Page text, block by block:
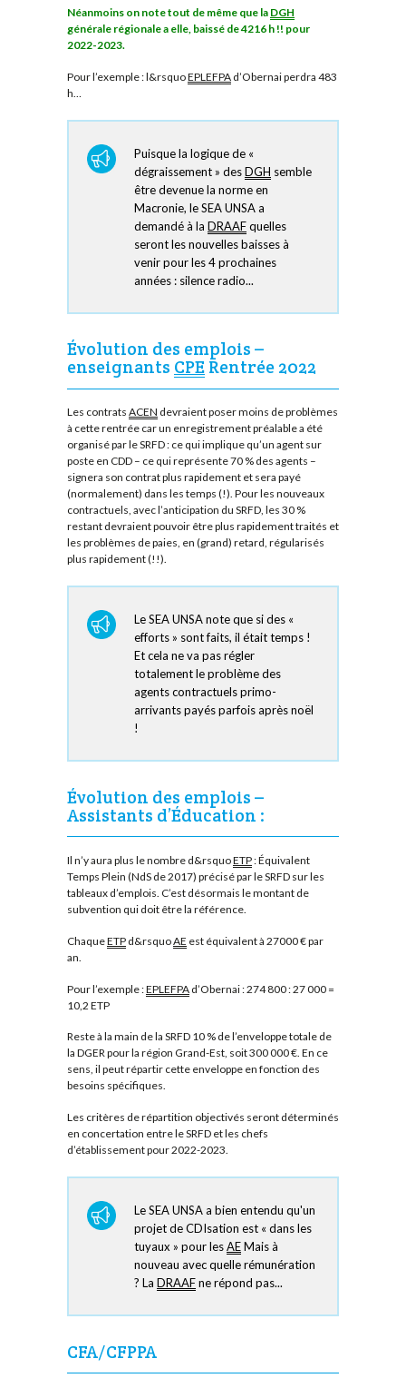
Néanmoins on note tout de même que la DGH
générale régionale a elle, baissé de 4216 h !! pour
2022-2023.
Pour l’exemple : l&rsquoEPLEFPA d’Obernai perdra 483
h…
Puisque la logique de «
dégraissement » desDGH semble
être devenue la norme en
Macronie, le SEA UNSA a
demandé à la DRAAFquelles
seront les nouvelles baisses à
venir pour les 4 prochaines
années : silence radio...
Évolution des emplois –
enseignants CPE Rentrée 2022
Les contrats ACEN devraient poser moins de problèmes
à cette rentrée car un enregistrement préalable a été
organisé par le SRFD : ce qui implique qu’un agent sur
poste en CDD – ce qui représente 70 % des agents –
signera son contrat plus rapidement et sera payé
(normalement) dans les temps (!). Pour les nouveaux
contractuels, avec l’anticipation du SRFD, les 30 %
restant devraient pouvoir être plus rapidement traités et
les problèmes de paies, en (grand) retard, régularisés
plus rapidement (!!).
Le SEA UNSA note que si des «
efforts » sont faits, il était temps !
Et cela ne va pas régler
totalement le problème des
agents contractuels primo-
arrivants payés parfois après noël
!
Évolution des emplois –
Assistants d’Éducation :
Il n’y aura plus le nombre d&rsquoETP: Équivalent
Temps Plein (NdS de 2017) précisé par le SRFD sur les
tableaux d’emplois. C’est désormais le montant de
subvention qui doit être la référence.
ChaqueETP d&rsquoAE est équivalent à 27000 € par
an.
Pour l’exemple :EPLEFPA d’Obernai : 274 800 : 27 000 =
10,2 ETP
Reste à la main de la SRFD 10 % de l’enveloppe totale de
la DGER pour la région Grand-Est, soit 300 000 €. En ce
sens, il peut répartir cette enveloppe en fonction des
besoins spécifiques.
Les critères de répartition objectivés seront déterminés
en concertation entre le SRFD et les chefs
d’établissement pour 2022-2023.
Le SEA UNSA a bien entendu qu'un
projet de CDIsation est « dans les
tuyaux » pour lesAEMais à
nouveau avec quelle rémunération
? La DRAAFne répond pas...
CFA/CFPPA